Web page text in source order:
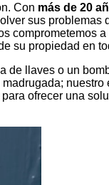
Con más de 20
sus problemas
comprometemos
su propiedad en
de llaves o un
nuestro
ofrecer una